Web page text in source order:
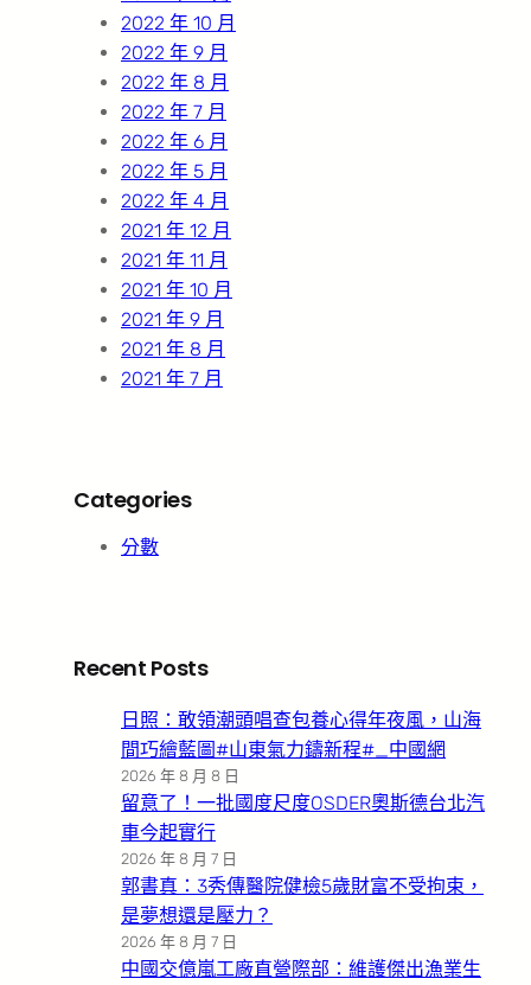
2022 年 10 月
2022 年 9 月
2022 年 8 月
2022 年 7 月
2022 年 6 月
2022 年 5 月
2022 年 4 月
2021 年 12 月
2021 年 11 月
2021 年 10 月
2021 年 9 月
2021 年 8 月
2021 年 7 月
Categories
分數
Recent Posts
日照：敢領潮頭唱查包養心得年夜風，山海
間巧繪藍圖#山東氣力鑄新程#_中國網
2026 年 8 月 8 日
留意了！一批國度尺度OSDER奧斯德台北汽
車今起實行
2026 年 8 月 7 日
郭書真：3秀傳醫院健檢5歲財富不受拘束，
是夢想還是壓力？
2026 年 8 月 7 日
中國交億嵐工廠直營際部：維護傑出漁業生